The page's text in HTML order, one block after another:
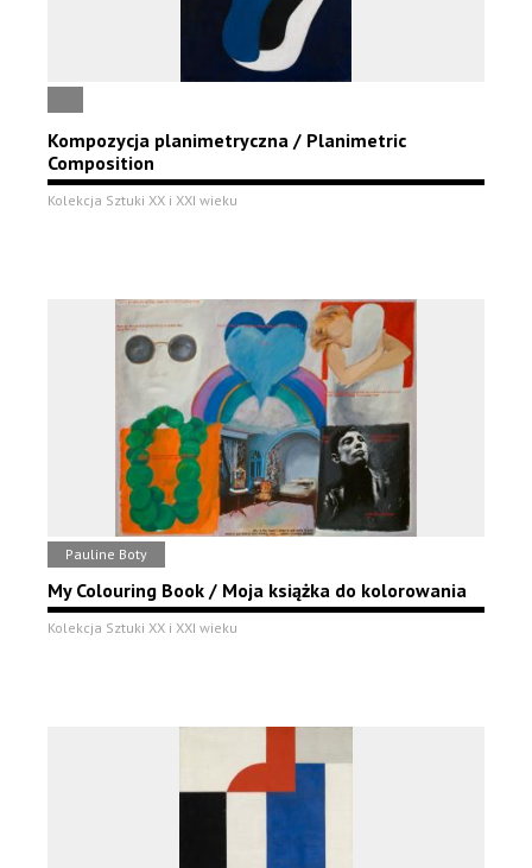
Kompozycja planimetryczna / Planimetric
Composition
Kolekcja Sztuki XX i XXI wieku
Pauline Boty
My Colouring Book / Moja książka do kolorowania
Kolekcja Sztuki XX i XXI wieku